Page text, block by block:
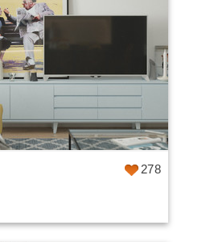
278